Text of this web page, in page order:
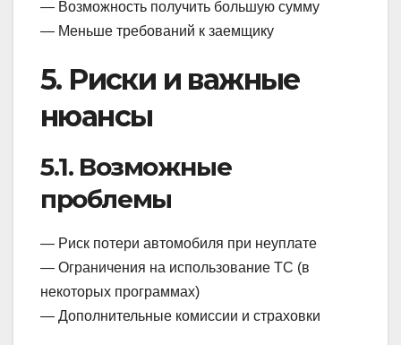
— Возможность получить большую сумму
— Меньше требований к заемщику
5. Риски и важные
нюансы
5.1. Возможные
проблемы
— Риск потери автомобиля при неуплате
— Ограничения на использование ТС (в
некоторых программах)
— Дополнительные комиссии и страховки